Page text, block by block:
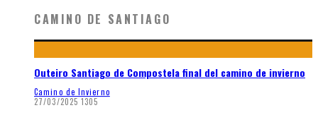
CAMINO DE SANTIAGO
Outeiro Santiago de Compostela final del camino de invierno
Camino de Invierno
27/03/2025 1305